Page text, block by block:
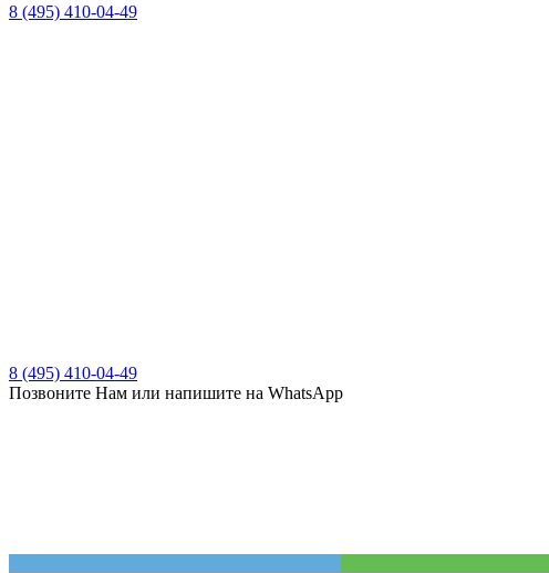
8 (495) 410-04-49
8 (495) 410-04-49
Позвоните Нам или напишите на WhatsApp